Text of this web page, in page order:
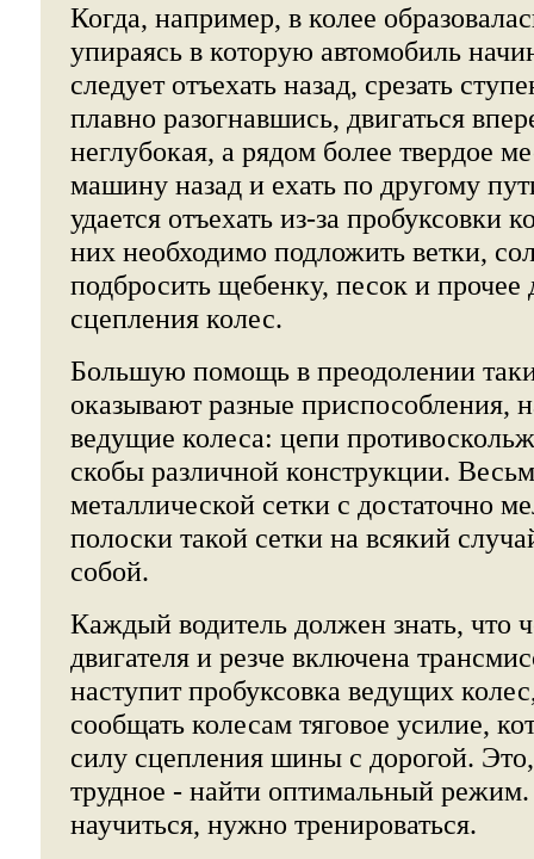
Когда, например, в колее
упираясь в которую автомобиль
следует отъехать назад, срезать
плавно разогнавшись, двигаться
неглубокая, а рядом более твердое
машину назад и ехать по другому
удается отъехать из-за пробуксовки
них необходимо подложить ветки,
подбросить щебенку, песок и
сцепления колес.
Большую помощь в преодолении
оказывают разные приспособления,
ведущие колеса: цепи
скобы различной конструкции.
металлической сетки с достаточно
полоски такой сетки на всякий
собой.
Каждый водитель должен знать, что
двигателя и резче включена
наступит пробуксовка ведущих
сообщать колесам тяговое усилие,
силу сцепления шины с дорогой.
трудное - найти оптимальный
научиться, нужно тренироваться.